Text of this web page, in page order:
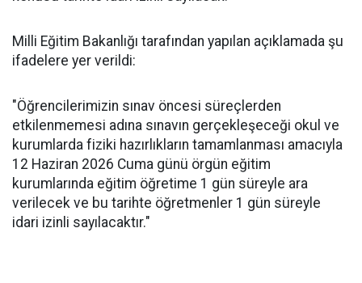
Milli Eğitim Bakanlığı tarafından yapılan açıklamada şu
ifadelere yer verildi:
"Öğrencilerimizin sınav öncesi süreçlerden
etkilenmemesi adına sınavın gerçekleşeceği okul ve
kurumlarda fiziki hazırlıkların tamamlanması amacıyla
12 Haziran 2026 Cuma günü örgün eğitim
kurumlarında eğitim öğretime 1 gün süreyle ara
verilecek ve bu tarihte öğretmenler 1 gün süreyle
idari izinli sayılacaktır."